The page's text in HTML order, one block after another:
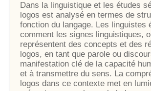
Dans la linguistique et les études
logos est analysé en termes de
fonction du langage. Les linguistes
comment les signes linguistiques,
représentent des concepts et des
logos, en tant que parole ou
manifestation clé de la capacité
et à transmettre du sens. La
logos dans ce contexte met en